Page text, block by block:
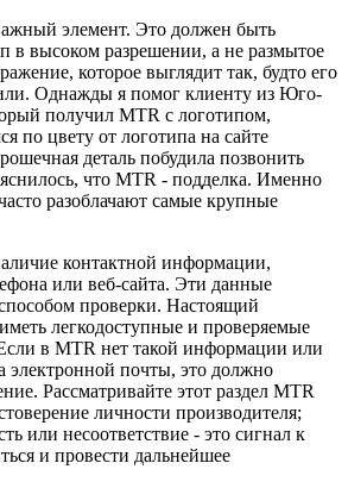
элемент. Это должен быть
в высоком разрешении, а не размытое
которое выглядит так, будто его
Однажды я помог клиенту из Юго-
получил MTR с логотипом,
по цвету от логотипа на сайте
деталь побудила позвонить
что MTR - подделка. Именно
разоблачают самые крупные
контактной информации,
или веб-сайта. Эти данные
проверки. Настоящий
легкодоступные и проверяемые
в MTR нет такой информации или
электронной почты, это должно
Рассматривайте этот раздел MTR
личности производителя;
или несоответствие - это сигнал к
и провести дальнейшее